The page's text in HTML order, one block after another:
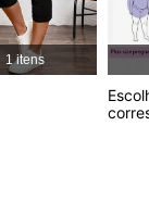
4,59
1 itens